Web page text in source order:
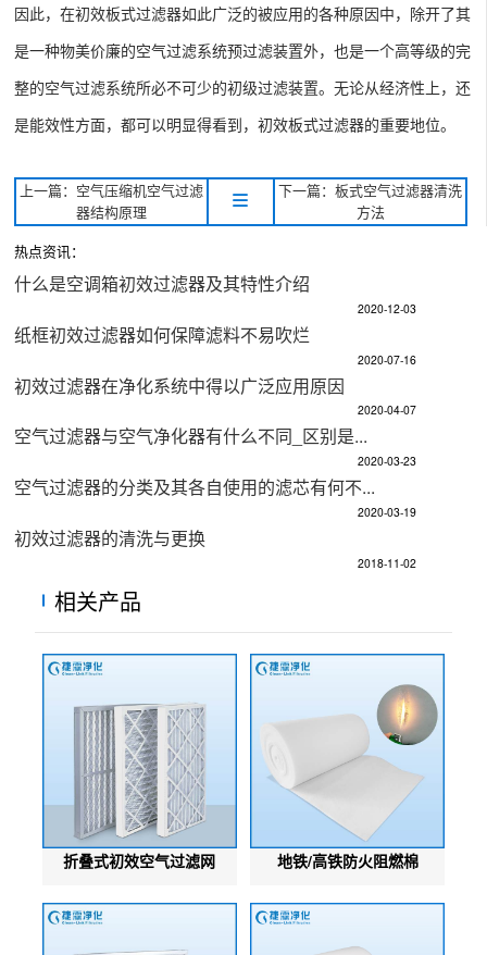
因此，在初效板式过滤器如此广泛的被应用的各种原因中，除开了其
是一种物美价廉的空气过滤系统预过滤装置外，也是一个高等级的完
整的空气过滤系统所必不可少的初级过滤装置。无论从经济性上，还
是能效性方面，都可以明显得看到，初效板式过滤器的重要地位。
上一篇：空气压缩机空气过滤
器结构原理
下一篇：板式空气过滤器清洗
方法
热点资讯：
什么是空调箱初效过滤器及其特性介绍
2020-12-03
纸框初效过滤器如何保障滤料不易吹烂
2020-07-16
初效过滤器在净化系统中得以广泛应用原因
2020-04-07
空气过滤器与空气净化器有什么不同_区别是...
2020-03-23
空气过滤器的分类及其各自使用的滤芯有何不...
2020-03-19
初效过滤器的清洗与更换
2018-11-02
相关产品
折叠式初效空气过滤网 地铁/高铁防火阻燃棉